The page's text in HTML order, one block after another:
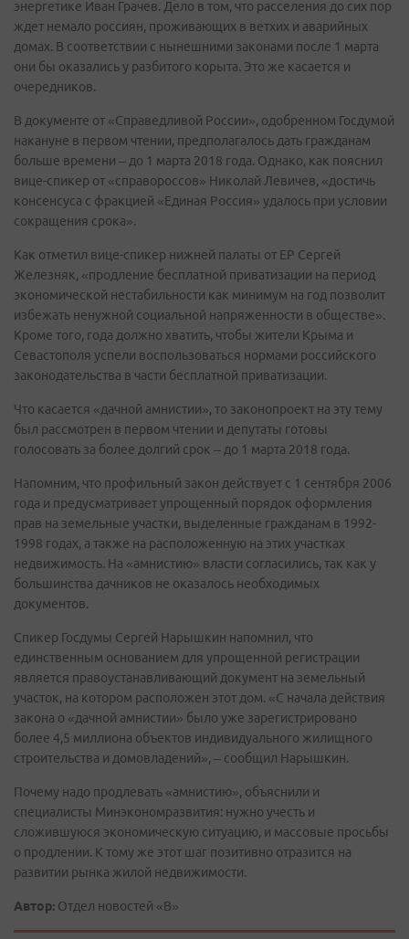
энергетике Иван Грачев. Дело в том, что расселения до сих пор
ждет немало россиян, проживающих в ветхих и аварийных
домах. В соответствии с нынешними законами после 1 марта
они бы оказались у разбитого корыта. Это же касается и
очередников.
В документе от «Справедливой России», одобренном Госдумой
накануне в первом чтении, предполагалось дать гражданам
больше времени – до 1 марта 2018 года. Однако, как пояснил
вице-спикер от «справороссов» Николай Левичев, «достичь
консенсуса с фракцией «Единая Россия» удалось при условии
сокращения срока».
Как отметил вице-спикер нижней палаты от ЕР Сергей
Железняк, «продление бесплатной приватизации на период
экономической нестабильности как минимум на год позволит
избежать ненужной социальной напряженности в обществе».
Кроме того, года должно хватить, чтобы жители Крыма и
Севастополя успели воспользоваться нормами российского
законодательства в части бесплатной приватизации.
Что касается «дачной амнистии», то законопроект на эту тему
был рассмотрен в первом чтении и депутаты готовы
голосовать за более долгий срок – до 1 марта 2018 года.
Напомним, что профильный закон действует с 1 сентября 2006
года и предусматривает упрощенный порядок оформления
прав на земельные участки, выделенные гражданам в 1992-
1998 годах, а также на расположенную на этих участках
недвижимость. На «амнистию» власти согласились, так как у
большинства дачников не оказалось необходимых
документов.
Спикер Госдумы Сергей Нарышкин напомнил, что
единственным основанием для упрощенной регистрации
является правоустанавливающий документ на земельный
участок, на котором расположен этот дом. «С начала действия
закона о «дачной амнистии» было уже зарегистрировано
более 4,5 миллиона объектов индивидуального жилищного
строительства и домовладений», – сообщил Нарышкин.
Почему надо продлевать «амнистию», объяснили и
специалисты Минэкономразвития: нужно учесть и
сложившуюся экономическую ситуацию, и массовые просьбы
о продлении. К тому же этот шаг позитивно отразится на
развитии рынка жилой недвижимости.
Автор: Отдел новостей «В»